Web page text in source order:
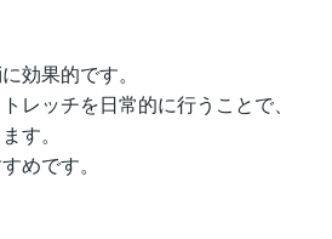
効果的です。
レッチを日常的に行うことで、
す。
めです。